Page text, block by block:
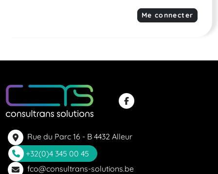
Me connecter
Rue du Parc 16 - B 4432 Alleur
+32(0)4 345 00 45
fco@consultrans-solutions.be